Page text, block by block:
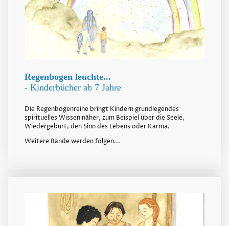
Regenbogen leuchte...
- Kinderbücher ab 7 Jahre
Die Regenbogenreihe bringt Kindern grundlegendes
spirituelles Wissen näher, zum Beispiel über die Seele,
Wiedergeburt, den Sinn des Lebens oder Karma.
Weitere Bände werden folgen...